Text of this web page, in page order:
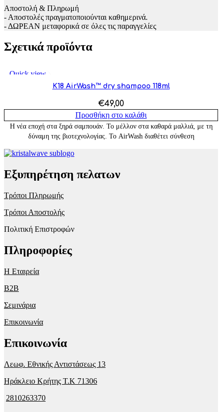
Αποστολή & Πληρωμή
- Αποστολές πραγματοποιούνται καθημερινά.
- ΔΩΡΕΑΝ μεταφορικά σε όλες τις παραγγελίες
Σχετικά προϊόντα
Quick view
K18 AirWash™ dry shampoo 118ml
€49,00
Προσθήκη στο καλάθι
Η νέα εποχή στα ξηρά σαμπουάν. Το μέλλον στα καθαρά μαλλιά, με τη
δύναμη της βιοτεχνολογίας. Το AirWash διαθέτει σύνθεση
Εξυπηρέτηση πελατων
Τρόποι Πληρωμής
Τρόποι Αποστολής
Πολιτική Επιστροφών
Πληροφορίες
Η Εταιρεία
B2B
Σεμινάρια
Επικοινωνία
Επικοινωνία
Λεωφ. Εθνικής Αντιστάσεως 13
Ηράκλειο Κρήτης T.K 71306
2810263370